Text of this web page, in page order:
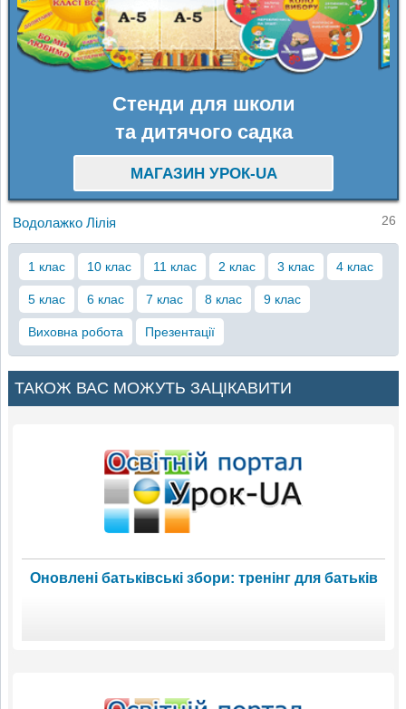
Стенди для школи
та дитячого садка
МАГАЗИН УРОК-UA
Водолажко Лілія 26
1 клас 10 клас 11 клас 2 клас 3 клас 4 клас
5 клас 6 клас 7 клас 8 клас 9 клас
Виховна робота Презентації
ТАКОЖ ВАС МОЖУТЬ ЗАЦІКАВИТИ
Оновлені батьківські збори: тренінг для батьків